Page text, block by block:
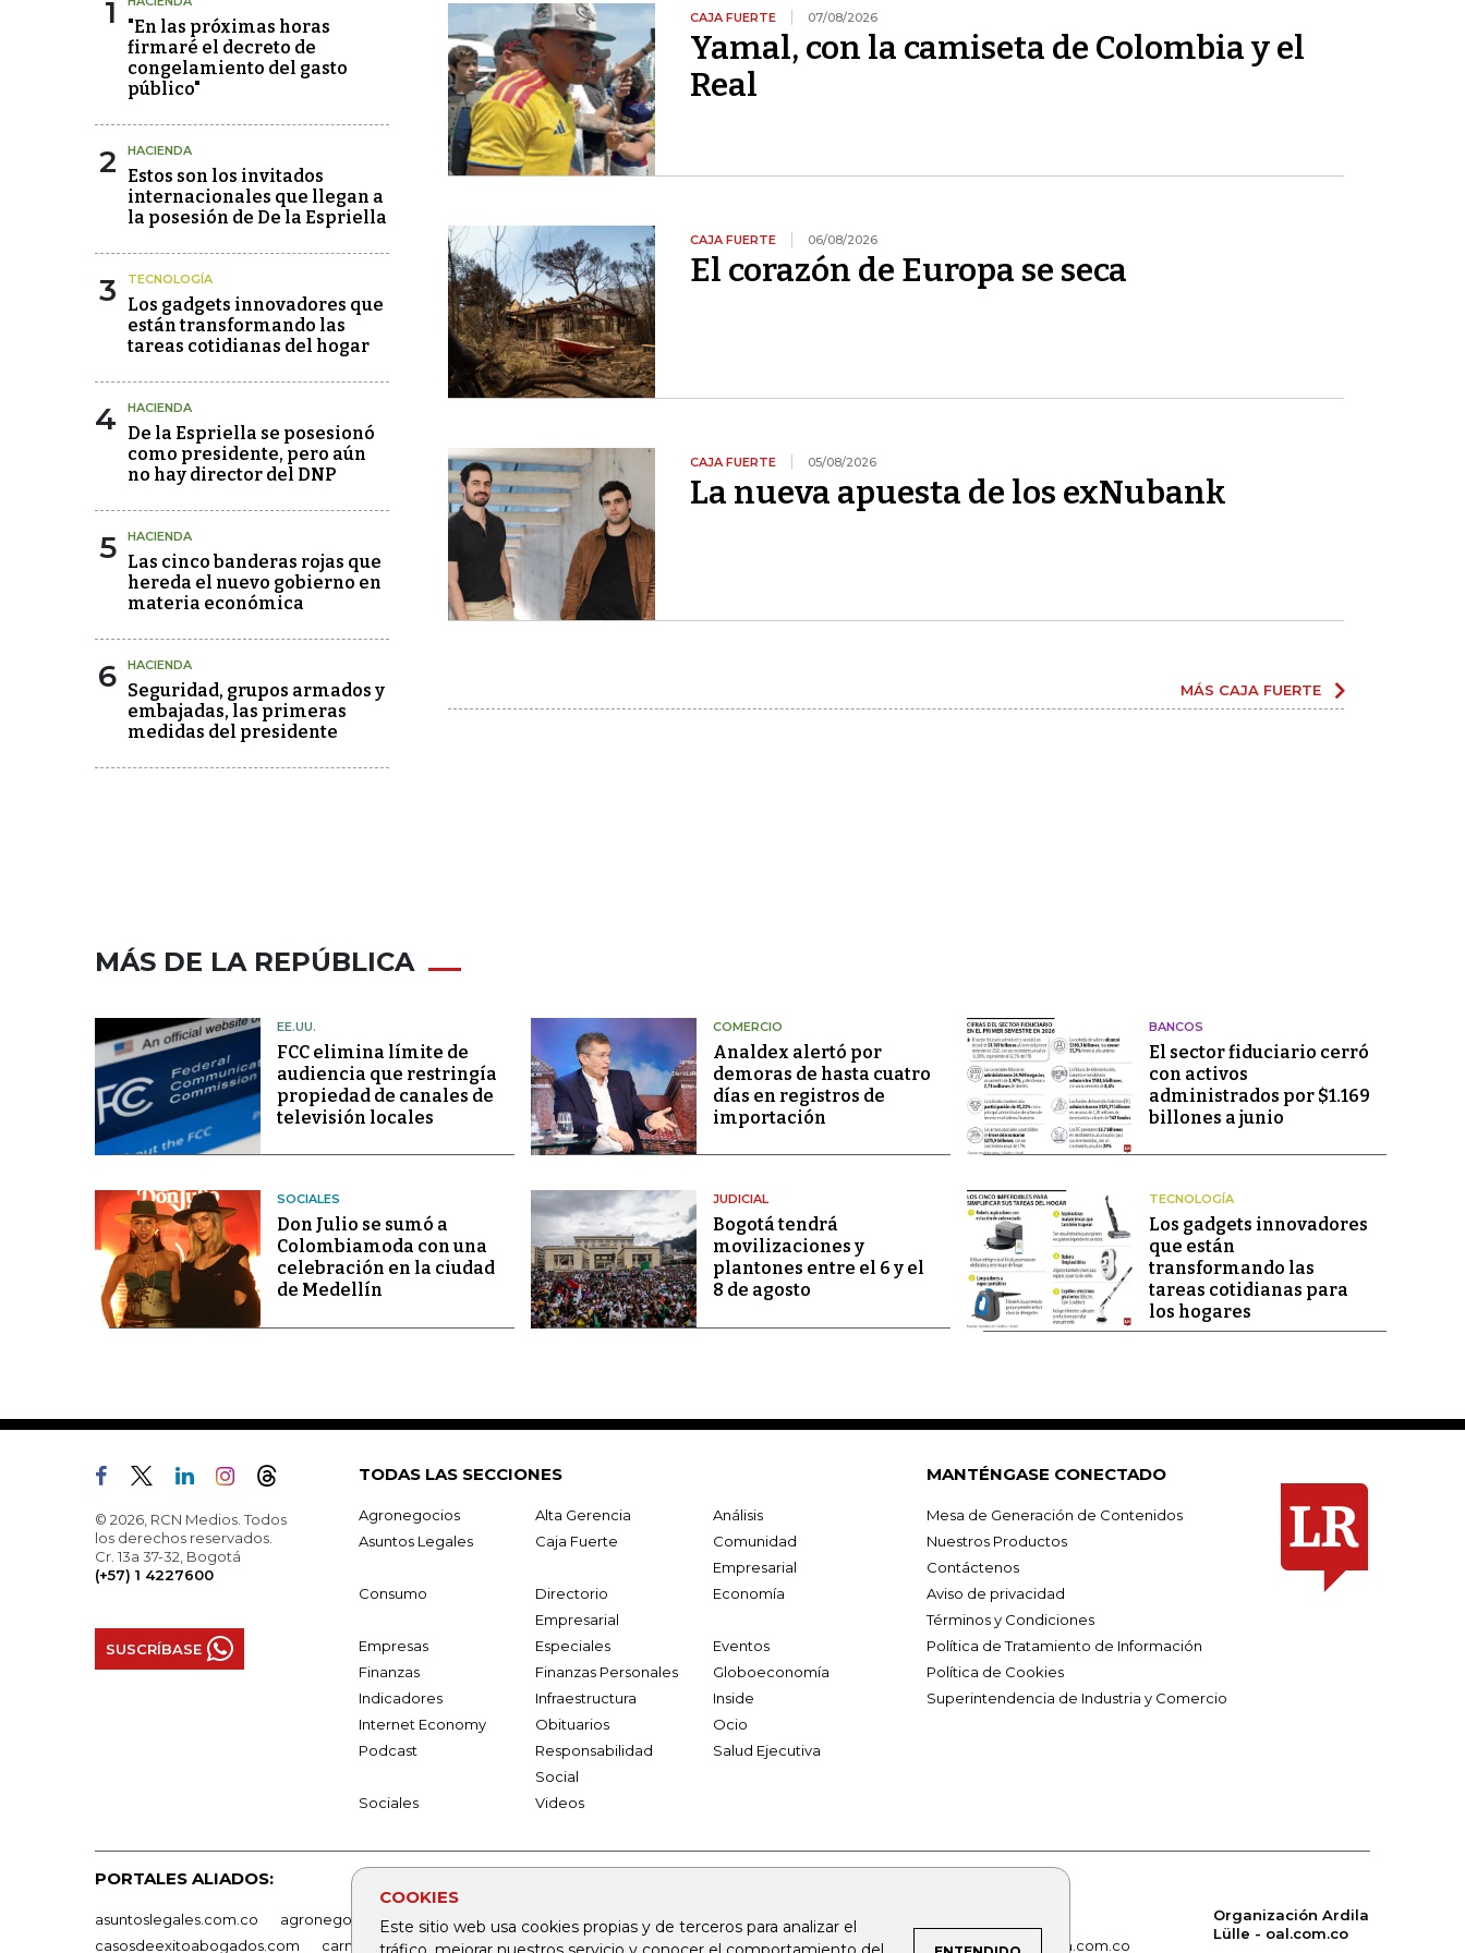
COOKIES
Este sitio web usa cookies propias y de terceros para analizar el
1
"En las próximas horas
firmaré el decreto de
congelamiento del gasto
público"
2 HACIENDA
Estos son los invitados
internacionales que llegan a
la posesión de De la Espriella
3 TECNOLOGÍA
Los gadgets innovadores que
están transformando las
tareas cotidianas del hogar
4 HACIENDA
De la Espriella se posesionó
como presidente, pero aún
no hay director del DNP
5 HACIENDA
Las cinco banderas rojas que
hereda el nuevo gobierno en
materia económica
6 HACIENDA
Seguridad, grupos armados y
embajadas, las primeras
medidas del presidente
CAJA FUERTE 07/08/2026
Yamal, con la camiseta de Colombia y el
Real
CAJA FUERTE 06/08/2026
El corazón de Europa se seca
CAJA FUERTE 05/08/2026
La nueva apuesta de los exNubank
MÁS CAJA FUERTE
MÁS DE LA REPÚBLICA
EE.UU.
FCC elimina límite de
audiencia que restringía
propiedad de canales de
televisión locales
COMERCIO
Analdex alertó por
demoras de hasta cuatro
días en registros de
importación
BANCOS
El sector fiduciario cerró
con activos
administrados por $1.169
billones a junio
SOCIALES
Don Julio se sumó a
Colombiamoda con una
celebración en la ciudad
de Medellín
JUDICIAL
Bogotá tendrá
movilizaciones y
plantones entre el 6 y el
8 de agosto
TECNOLOGÍA
Los gadgets innovadores
que están
transformando las
tareas cotidianas para
los hogares
© 2026, RCN Medios. Todos
los derechos reservados.
Cr. 13a 37-32, Bogotá
(+57) 1 4227600
SUSCRÍBASE
TODAS LAS SECCIONES
Agronegocios Alta Gerencia
Análisis
Asuntos Legales
Caja Fuerte
Comunidad
Empresarial
Consumo
Directorio
Empresarial
Economía
Empresas Especiales
Eventos
Finanzas
Finanzas Personales
Globoeconomía
Indicadores
Infraestructura
Inside
Internet Economy
Obituarios
Ocio
Podcast
Responsabilidad
Social
Salud Ejecutiva
Sociales Videos
MANTÉNGASE CONECTADO
Mesa de Generación de Contenidos
Nuestros Productos
Contáctenos
Aviso de privacidad
Términos y Condiciones
Política de Tratamiento de Información
Política de Cookies
Superintendencia de Industria y Comercio
PORTALES ALIADOS:
asuntoslegales.com.co agronegocios.co empresas.larepublica.co firmasdeabogados.com
bolsaencolombia.com
casosdeexitoabogados.com
carnavalindustriacultural.com canalrcn.com rcnradio.com noticiasrcn.com lafm.com.co alerta.com.co
Organización Ardila
Lülle - oal.com.co